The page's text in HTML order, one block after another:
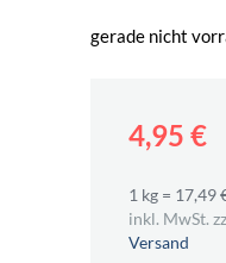
gerade nicht
4,95 €
1 kg = 17,49
inkl. MwSt.
Versand